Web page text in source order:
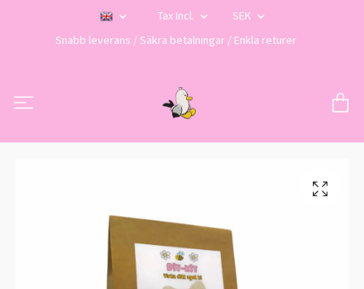
Tax Incl.
SEK
Snabb leverans / Säkra betalningar / Enkla returer